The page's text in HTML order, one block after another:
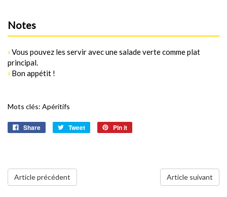
Notes
›Vous pouvez les servir avec une salade verte comme plat
principal.
› Bon appétit !
Mots clés: Apéritifs
Share Tweet Pin it
Article précédent Article suivant